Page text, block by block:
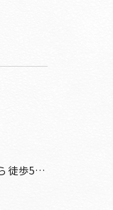
ひばりヶ丘駅から徒歩5分🚶‍♀️雰囲気の良い居酒屋をお探しな...